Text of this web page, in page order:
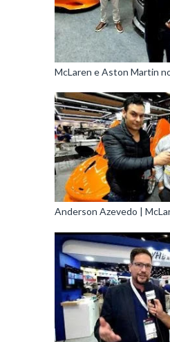
McLaren e Aston Martin
Anderson Azevedo |